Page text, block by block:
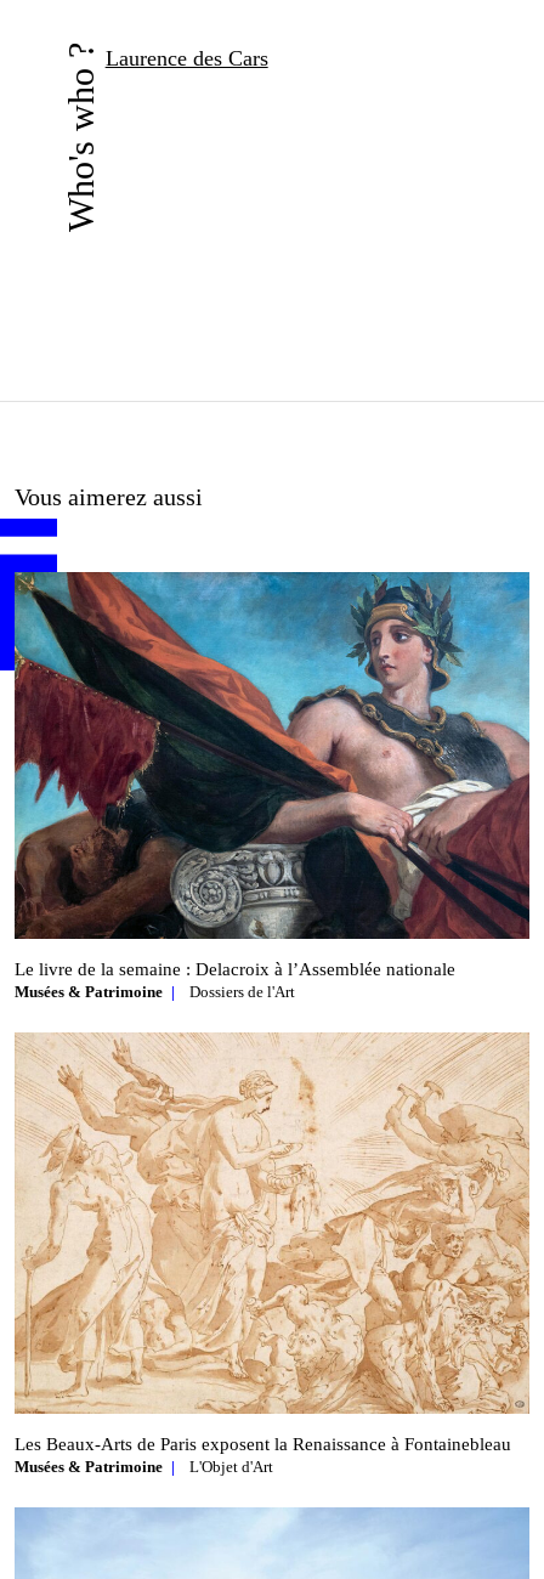
Who's who ? Laurence des Cars
Vous aimerez aussi
Le livre de la semaine : Delacroix à l’Assemblée nationale
Musées & Patrimoine Dossiers de l'Art
Les Beaux‑Arts de Paris exposent la Renaissance à Fontainebleau
Musées & Patrimoine L'Objet d'Art